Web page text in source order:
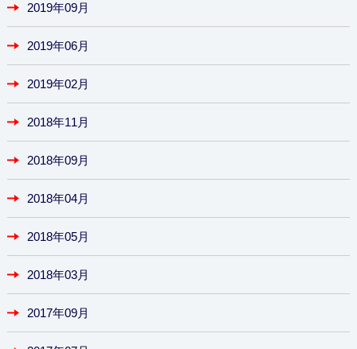
2019年09月
2019年06月
2019年02月
2018年11月
2018年09月
2018年04月
2018年05月
2018年03月
2017年09月